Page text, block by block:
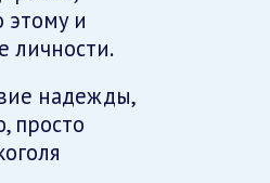
этому и
личности.
надежды,
просто